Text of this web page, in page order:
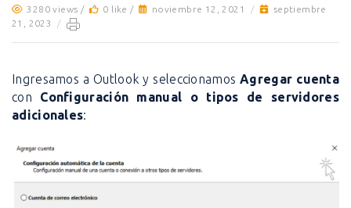
3280 views / 0 like / noviembre 12, 2021 /
septiembre
21, 2023
/
Ingresamos a Outlook y seleccionamosAgregar cuenta
con Configuración manual o tipos de servidores
adicionales: